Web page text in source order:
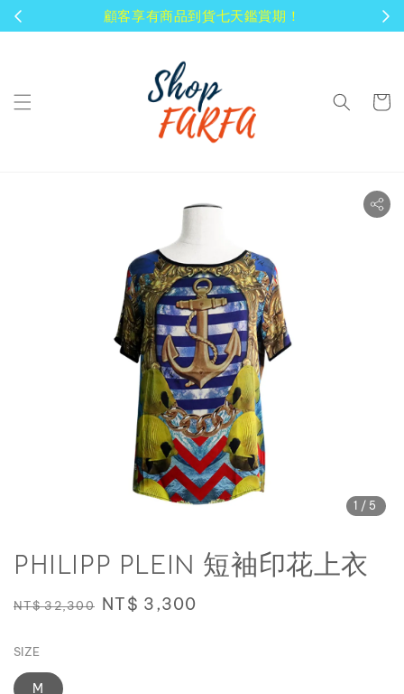
顧客享有商品到貨七天鑑賞期！
1 /5
PHILIPP PLEIN 短袖印花上衣
Regular
NT$ 32,300 Sale
NT$ 3,300
SIZE
M